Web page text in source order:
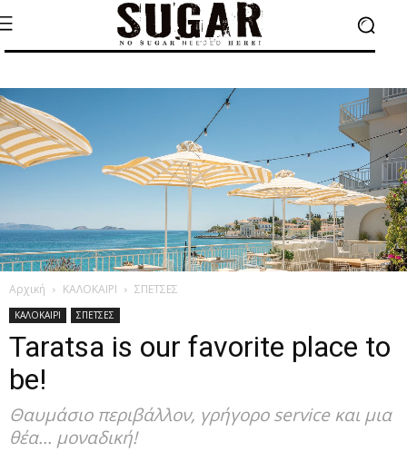
Αρχική ΚΑΛΟΚΑΙΡΙ ΣΠΕΤΣΕΣ
ΚΑΛΟΚΑΙΡΙ ΣΠΕΤΣΕΣ
Taratsa is our favorite place to
be!
Θαυµάσιο περιβάλλον, γρήγορο service και μια
θέα... μοναδική!